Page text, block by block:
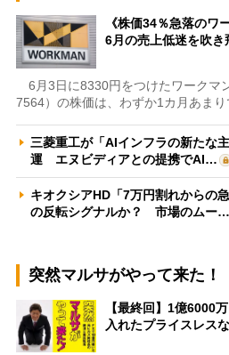
《株価34％急落のワ
6月の売上低迷を吹
6月3日に8330円をつけたワークマ
7564）の株価は、わずか1カ月あま
三菱重工が「AIインフラの新たな
運 エヌビディアとの提携でAI…
キオクシアHD「7万円割れからの
の反転シグナルか？ 市場のムー…
突然マルサがやって来た！
【最終回】1億6000
入れたプライスレス